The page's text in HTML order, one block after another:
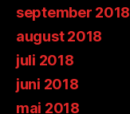
september 2018
august 2018
juli 2018
juni 2018
mai 2018